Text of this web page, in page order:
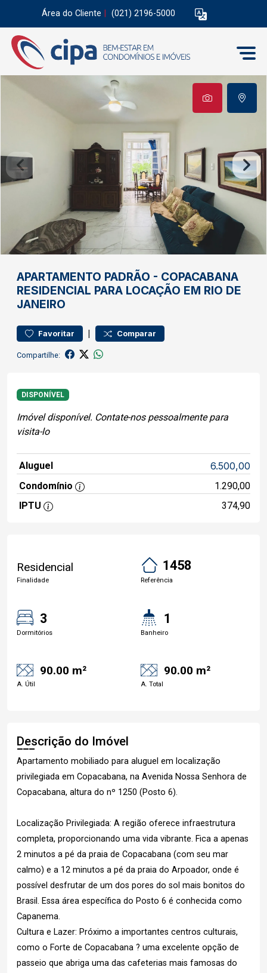
Área do Cliente (021) 2196-5000
APARTAMENTO PADRÃO - COPACABANA
RESIDENCIAL PARA LOCAÇÃO EM RIO DE
JANEIRO
Favoritar | Comparar
Compartilhe:
DISPONÍVEL
Imóvel disponível. Contate-nos pessoalmente para
visita-lo
Aluguel 6.500,00
Condomínio
1.290,00
IPTU
374,90
Residencial
Finalidade
1458
Referência
3
Dormitórios
1
Banheiro
90.00 m²
A. Útil
90.00 m²
A. Total
Descrição do Imóvel
Apartamento mobiliado para aluguel em localização
privilegiada em Copacabana, na Avenida Nossa Senhora de
Copacabana, altura do nº 1250 (Posto 6).
Localização Privilegiada: A região oferece infraestrutura
completa, proporcionando uma vida vibrante. Fica a apenas
2 minutos a pé da praia de Copacabana (com seu mar
calmo) e a 12 minutos a pé da praia do Arpoador, onde é
possível desfrutar de um dos pores do sol mais bonitos do
Brasil. Essa área específica do Posto 6 é conhecida como
Capanema.
Cultura e Lazer: Próximo a importantes centros culturais,
como o Forte de Copacabana ? uma excelente opção de
passeio que abriga uma das cafeterias mais famosas do